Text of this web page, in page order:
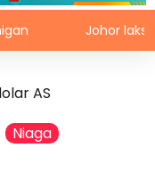
Johor laksana
AS
Niaga